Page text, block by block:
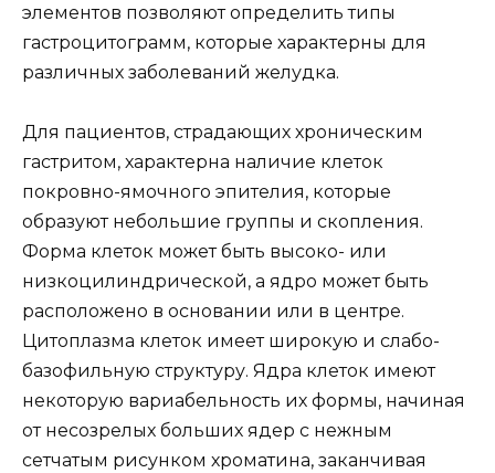
элементов позволяют определить типы
гастроцитограмм, которые характерны для
различных заболеваний желудка.
Для пациентов, страдающих хроническим
гастритом, характерна наличие клеток
покровно-ямочного эпителия, которые
образуют небольшие группы и скопления.
Форма клеток может быть высоко- или
низкоцилиндрической, а ядро может быть
расположено в основании или в центре.
Цитоплазма клеток имеет широкую и слабо-
базофильную структуру. Ядра клеток имеют
некоторую вариабельность их формы, начиная
от несозрелых больших ядер с нежным
сетчатым рисунком хроматина, заканчивая